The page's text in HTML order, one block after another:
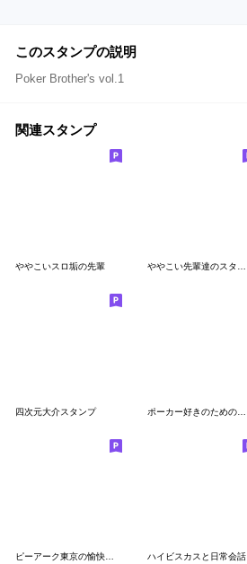
このスタンプの説明
Poker Brother's vol.1
関連スタンプ
ややこいスロ垢の先輩 ややこい先輩達のスタンプ2.1
四次元大介スタンプ
ハイビスカスと日常会話